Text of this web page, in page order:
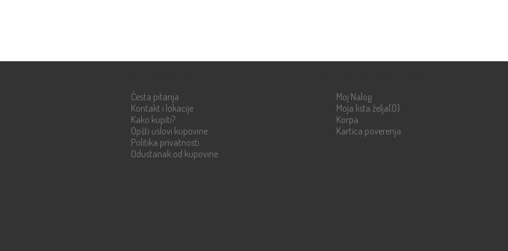
Česta pitanja
Kontakt i lokacije
Kako kupiti?
Opšti uslovi kupovine
Politika privatnosti
Odustanak od kupovine
Moj Nalog
Moja lista želja(0)
Korpa
Kartica poverenja